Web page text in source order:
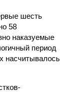
шесть
58
наказуемые
период
насчитывалось